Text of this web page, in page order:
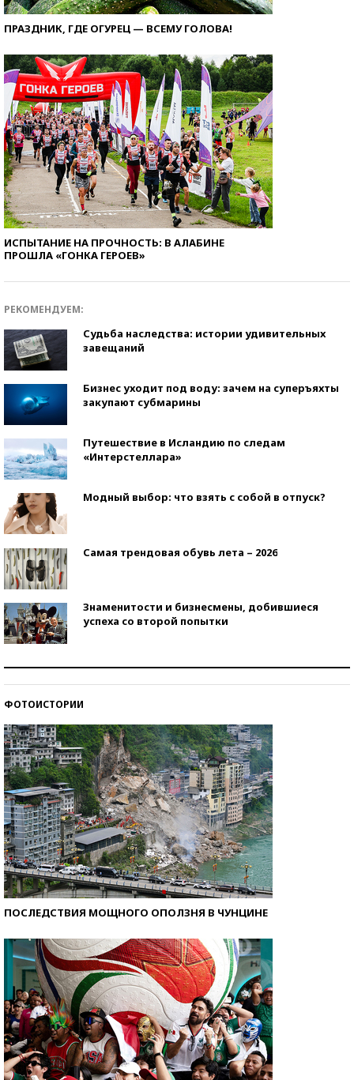
ПРАЗДНИК, ГДЕ ОГУРЕЦ — ВСЕМУ ГОЛОВА!
ИСПЫТАНИЕ НА ПРОЧНОСТЬ: В АЛАБИНЕ
ПРОШЛА «ГОНКА ГЕРОЕВ»
РЕКОМЕНДУЕМ:
Судьба наследства: истории удивительных
завещаний
Бизнес уходит под воду: зачем на суперъяхты
закупают субмарины
Путешествие в Исландию по следам
«Интерстеллара»
Модный выбор: что взять с собой в отпуск?
Самая трендовая обувь лета – 2026
Знаменитости и бизнесмены, добившиеся
успеха со второй попытки
ФОТОИСТОРИИ
ПОСЛЕДСТВИЯ МОЩНОГО ОПОЛЗНЯ В ЧУНЦИНЕ